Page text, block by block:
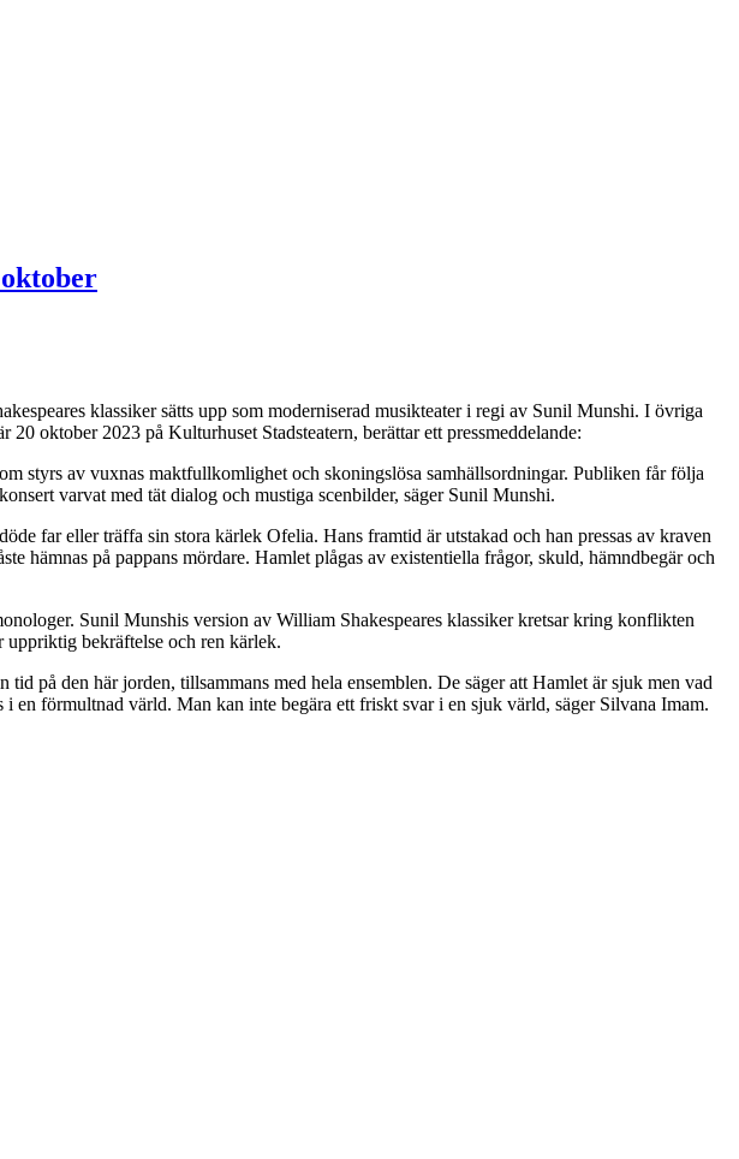
klassiker sätts upp som moderniserad musikteater i regi av Sunil Munshi. I övriga
oktober 2023 på Kulturhuset Stadsteatern, berättar ett pressmeddelande:
styrs av vuxnas maktfullkomlighet och skoningslösa samhällsordningar. Publiken får följa
varvat med tät dialog och mustiga scenbilder, säger Sunil Munshi.
far eller träffa sin stora kärlek Ofelia. Hans framtid är utstakad och han pressas av kraven
hämnas på pappans mördare. Hamlet plågas av existentiella frågor, skuld, hämndbegär och
Sunil Munshis version av William Shakespeares klassiker kretsar kring konflikten
uppriktig bekräftelse och ren kärlek.
på den här jorden, tillsammans med hela ensemblen. De säger att Hamlet är sjuk men vad
en förmultnad värld. Man kan inte begära ett friskt svar i en sjuk värld, säger Silvana Imam.